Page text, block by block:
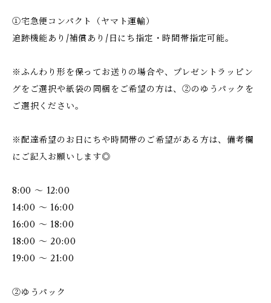
①宅急便コンパクト（ヤマト運輸）
追跡機能あり/補償あり/日にち指定・時間帯指定可能。
※ふんわり形を保ってお送りの場合や、プレゼントラッピン
グをご選択や紙袋の同梱をご希望の方は、②のゆうパックを
ご選択ください。
※配達希望のお日にちや時間帯のご希望がある方は、備考欄
にご記入お願いします◎
8:00 ～ 12:00
14:00 ～ 16:00
16:00 ～ 18:00
18:00 ～ 20:00
19:00 ～ 21:00
②ゆうパック